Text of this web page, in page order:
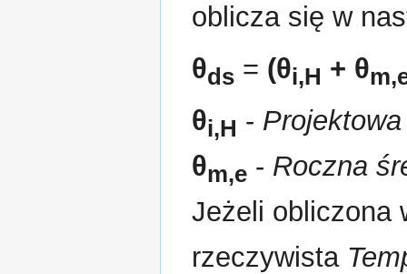
oblicza się w
θds = (θi,H + θ
θi,H -
θm,e - Roczna
Jeżeli obliczona
rzeczywista